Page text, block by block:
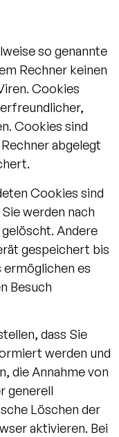
so genannte
Rechner keinen
Cookies
Cookies sind
abgelegt
Cookies sind
werden nach
Andere
gespeichert bis
ermöglichen es
Besuch
dass Sie
werden und
die Annahme von
generell
Löschen der
aktivieren. Bei